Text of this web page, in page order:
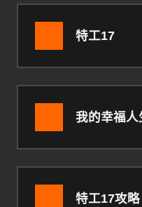
特工17
我的幸福人
特工17攻略